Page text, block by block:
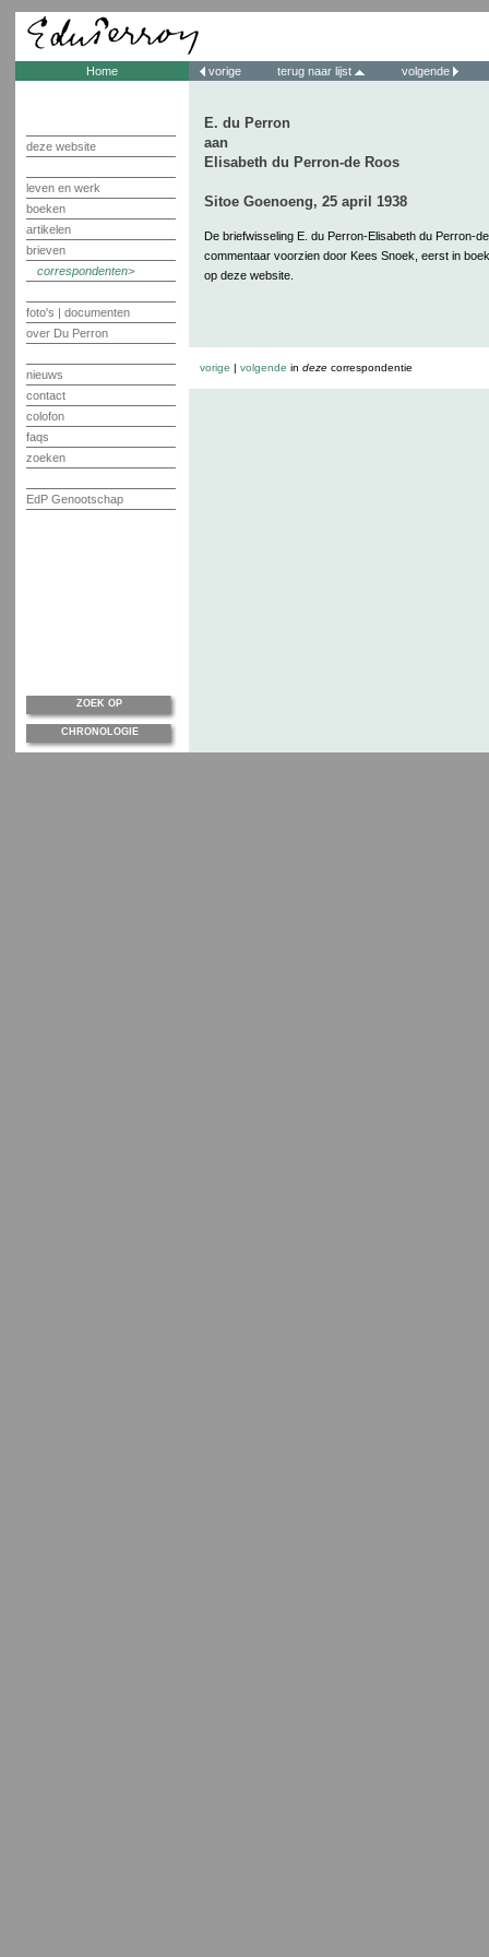
Home
deze website
leven en werk
boeken
artikelen
brieven
correspondenten
foto's | documenten
over Du Perron
nieuws
contact
colofon
faqs
zoeken
EdP Genootschap
vorige terug naar lijst volgende
E. du Perron
aan
Elisabeth du Perron-de Roos
Sitoe Goenoeng, 25 april 1938
De briefwisseling E. du Perron-Elisabeth du Perron-
commentaar voorzien door Kees Snoek, eerst in
op deze website.
vorige | volgende in dezecorrespondentie
ZOEK OP
CHRONOLOGIE